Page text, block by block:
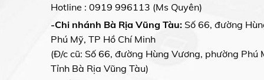
Hotline : 0919 996113 (Ms Quyên)
-Chi nhánh Bà Rịa Vũng Tàu: Số 66, đường
Phú Mỹ, TP Hồ Chí Minh
(Đ/c cũ: Số 66, đường Hùng Vương, phường Phú
Tỉnh Bà Rịa Vũng Tàu)